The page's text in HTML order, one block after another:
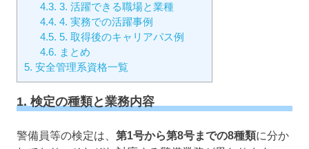
4.3. 3. 活躍できる職場と業種
4.4. 4. 実務での活躍事例
4.5. 5. 取得後のキャリアパス例
4.6. まとめ
5. 安全管理系資格一覧
1. 検定の種類と業務内容
警備員等の検定は、 第1号から第8号までの8種類に分か